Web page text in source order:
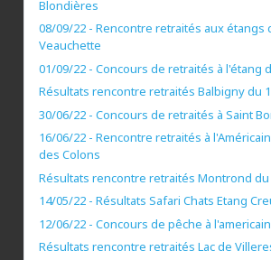
Blondières
08/09/22 - Rencontre retraités aux étangs
Veauchette
01/09/22 - Concours de retraités à l'étang
Résultats rencontre retraités Balbigny du
30/06/22 - Concours de retraités à Saint
16/06/22 - Rencontre retraités à
des Colons
Résultats rencontre retraités Montrond du
14/05/22 - Résultats Safari Chats Etang
12/06/22 - Concours de pêche à
Résultats rencontre retraités Lac de